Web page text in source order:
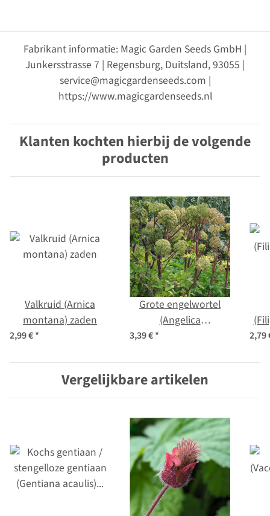
Fabrikant informatie: Magic Garden Seeds GmbH |
Junkersstrasse 7 | Regensburg, Duitsland, 93055 |
service@magicgardenseeds.com |
https://www.magicgardenseeds.nl
Klanten kochten hierbij de volgende
producten
Valkruid (Arnica
montana) zaden
2,99 €*
Grote engelwortel
(Angelica
archangelica)
3,39 €* 2,79
Vergelijkbare artikelen